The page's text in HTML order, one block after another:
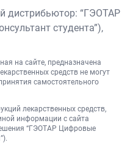
дистрибьютор: “ГЭОТАР
студента”),
на сайте, предназначена
средств не могут
самостоятельного
лекарственных средств,
информации с сайта
“ГЭОТАР Цифровые